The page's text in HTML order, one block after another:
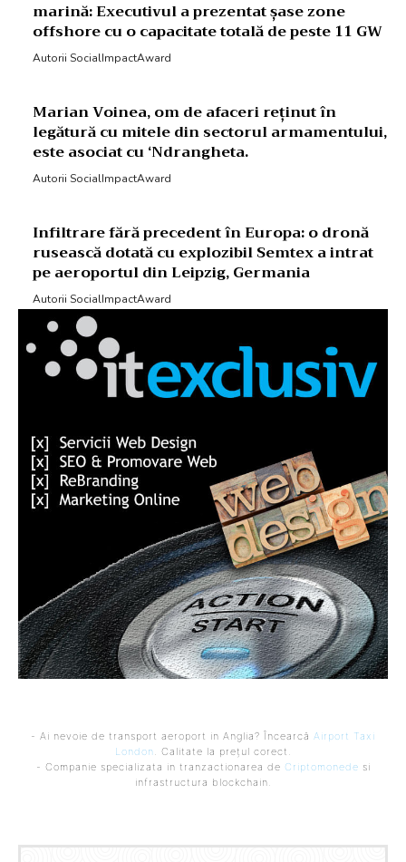
marină: Executivul a prezentat șase zone
offshore cu o capacitate totală de peste 11 GW
Autorii SocialImpactAward
Marian Voinea, om de afaceri reținut în
legătură cu mitele din sectorul armamentului,
este asociat cu ‘Ndrangheta.
Autorii SocialImpactAward
Infiltrare fără precedent în Europa: o dronă
rusească dotată cu explozibil Semtex a intrat
pe aeroportul din Leipzig, Germania
Autorii SocialImpactAward
- Ai nevoie de transport aeroport in Anglia? Încearcă Airport Taxi
London. Calitate la prețul corect.
- Companie specializata in tranzactionarea de Criptomonede si
infrastructura blockchain.